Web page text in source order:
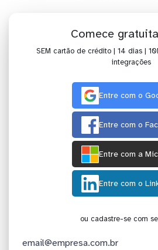
Comece
SEM cartão de crédito | 14 dias |
integrações
Entre com o
Entre com o
Entre com a
Entre com o
ou cadastre-se com